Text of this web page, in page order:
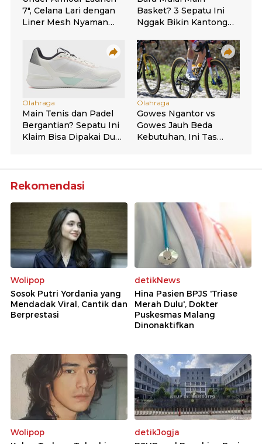
Rekomendasi
Wolipop
Sosok Putri Yordania yang
Mendadak Viral, Cantik dan
Berprestasi
detikNews
Hina Pasien BPJS 'Triase
Merah Dulu', Dokter
Puskesmas Malang
Dinonaktifkan
Wolipop
detikJogja